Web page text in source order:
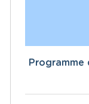
Programme